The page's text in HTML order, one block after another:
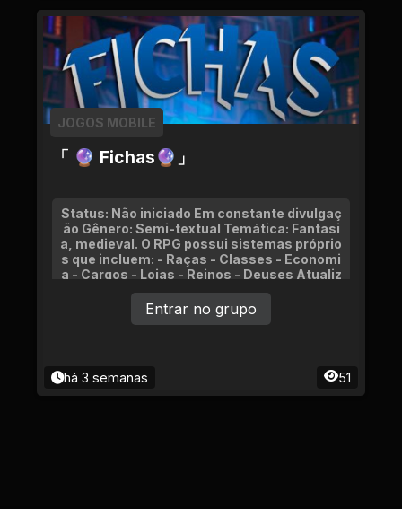
「 🔮 Fichas🔮」
JOGOS MOBILE
Status: Não iniciado Em constante divulgaç
ão Gênero: Semi-textual Temática: Fantasi
a, medieval. O RPG possui sistemas próprio
s que incluem: - Raças - Classes - Economi
a - Cargos - Lojas - Reinos - Deuses Atualiz
ações constantes.
há 3 semanas 51
Entrar no grupo